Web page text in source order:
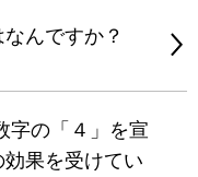
んですか？
字の「４」を宣
果を受けてい